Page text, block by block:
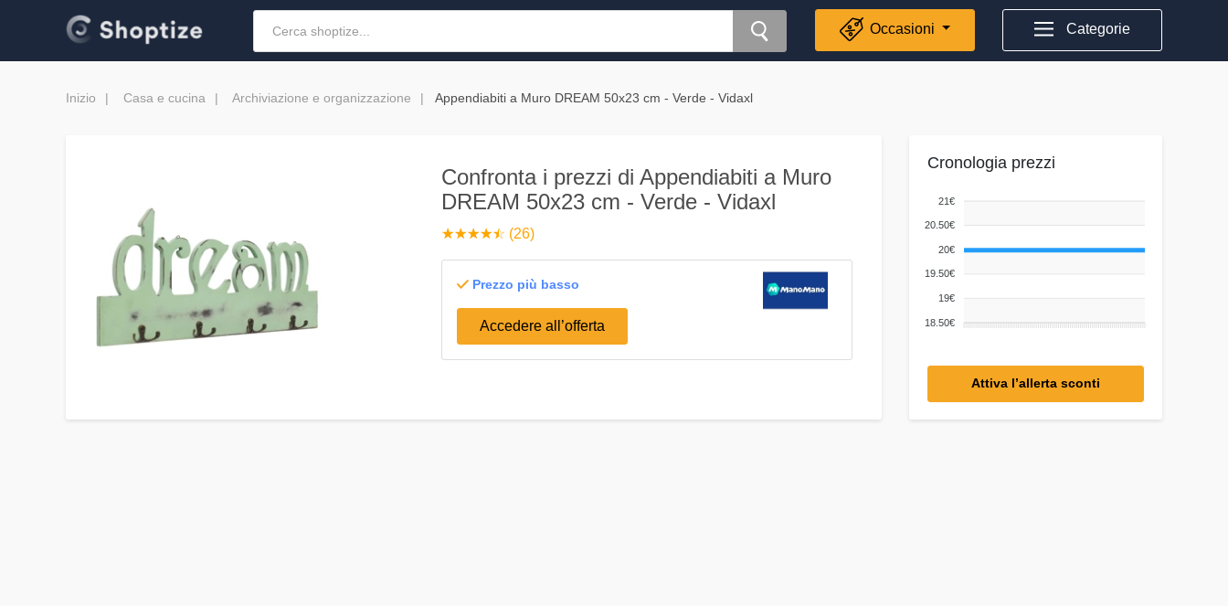
Occasioni Categorie
Inizio Casa e cucina Archiviazione e organizzazione Appendiabiti a Muro DREAM 50x23 cm - Verde - Vidaxl
Confronta i prezzi di Appendiabiti a Muro
DREAM 50x23 cm - Verde - Vidaxl
☆☆☆☆☆
★★★★★ (26)
Prezzo più basso
Accedere all’offerta
Cronologia prezzi
21€
20.50€
20€
19.50€
19€
18.50€
Attiva l’allerta sconti